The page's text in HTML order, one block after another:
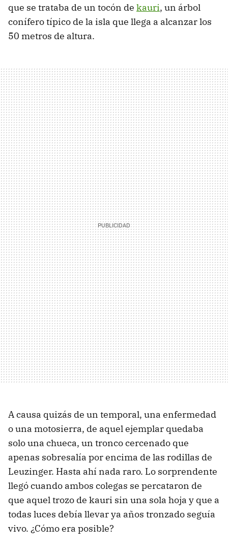
que se trataba de un tocón de kauri, un árbol
conífero típico de la isla que llega a alcanzar los
50 metros de altura.
A causa quizás de un temporal, una enfermedad
o una motosierra, de aquel ejemplar quedaba
solo una chueca, un tronco cercenado que
apenas sobresalía por encima de las rodillas de
Leuzinger. Hasta ahí nada raro. Lo sorprendente
llegó cuando ambos colegas se percataron de
que aquel trozo de kauri sin una sola hoja y que a
todas luces debía llevar ya años tronzado seguía
vivo. ¿Cómo era posible?